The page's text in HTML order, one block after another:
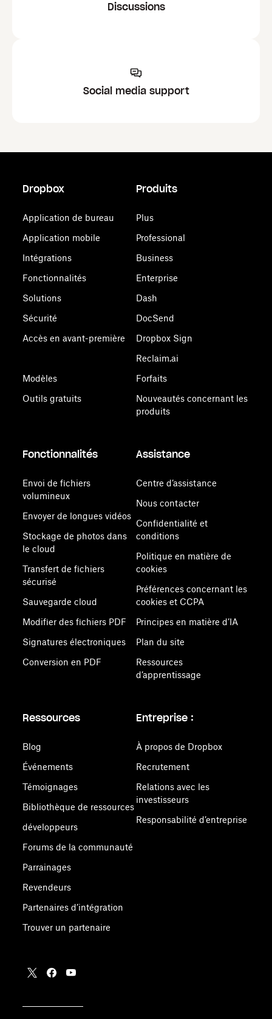
Discussions
Social media support
Dropbox
Application de bureau
Application mobile
Intégrations
Fonctionnalités
Solutions
Sécurité
Accès en avant-première
Modèles
Outils gratuits
Produits
Plus
Professional
Business
Enterprise
Dash
DocSend
Dropbox Sign
Reclaim.ai
Forfaits
Nouveautés concernant les
produits
Fonctionnalités
Envoi de fichiers
volumineux
Envoyer de longues vidéos
Stockage de photos dans
le cloud
Transfert de fichiers
sécurisé
Sauvegarde cloud
Modifier des fichiers PDF
Signatures électroniques
Conversion en PDF
Assistance
Centre d’assistance
Nous contacter
Confidentialité et
conditions
Politique en matière de
cookies
Préférences concernant les
cookies et CCPA
Principes en matière d’IA
Plan du site
Ressources
d’apprentissage
Ressources
Blog
Événements
Témoignages
Bibliothèque de ressources
développeurs
Forums de la communauté
Parrainages
Revendeurs
Partenaires d’intégration
Trouver un partenaire
Entreprise :
À propos de Dropbox
Recrutement
Relations avec les
investisseurs
Responsabilité d’entreprise